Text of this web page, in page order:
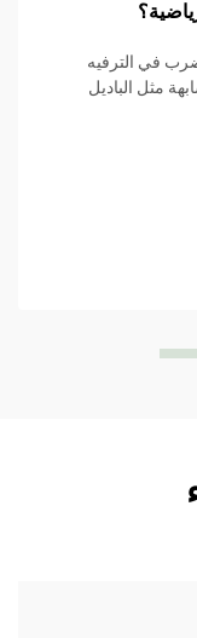
في الترفيه
مثل الباديل